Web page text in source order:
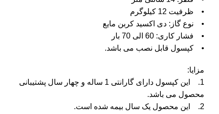
• ظرفیت 12 کیلوگرم
• نوع گاز: دی اکسید کربن مایع
• فشار کاری: 60 الی 70 بار
• کپسول قابل نصب می باشد.
مزایا:
1. این کپسول دارای گارانتی 1 ساله و چهار سال پشتیبانی
محصول می باشد.
2. این محصول یک سال بیمه شده است.